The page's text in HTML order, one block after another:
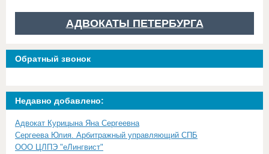
АДВОКАТЫ ПЕТЕРБУРГА
Обратный звонок
Недавно добавлено:
Адвокат Курицына Яна Сергеевна
Сергеева Юлия. Арбитражный управляющий СПБ
ООО ЦЛПЭ "еЛингвист"